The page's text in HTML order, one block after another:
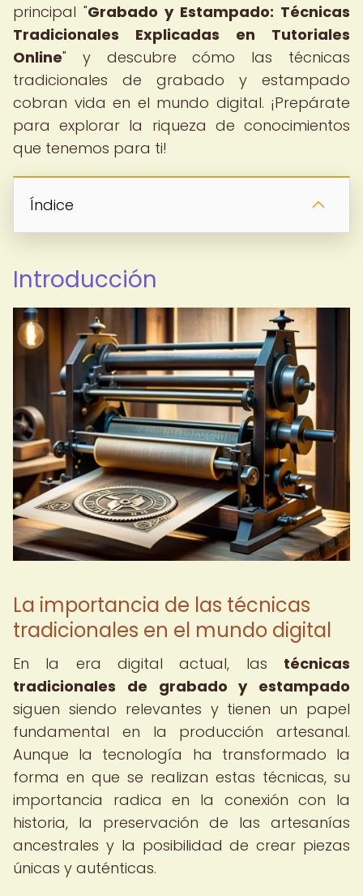
principal "Grabado y Estampado: Técnicas
Tradicionales Explicadas en Tutoriales
Online" y descubre cómo las técnicas
tradicionales de grabado y estampado
cobran vida en el mundo digital. ¡Prepárate
para explorar la riqueza de conocimientos
que tenemos para ti!
Índice
Introducción
La importancia de las técnicas
tradicionales en el mundo digital
En la era digital actual, las técnicas
tradicionales de grabado y estampado
siguen siendo relevantes y tienen un papel
fundamental en la producción artesanal.
Aunque la tecnología ha transformado la
forma en que se realizan estas técnicas, su
importancia radica en la conexión con la
historia, la preservación de las artesanías
ancestrales y la posibilidad de crear piezas
únicas y auténticas.